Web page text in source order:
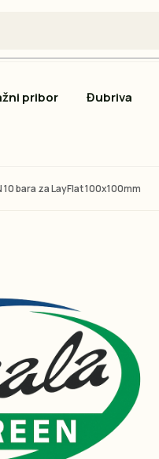
pribor Đubriva
bara za LayFlat 100x100mm